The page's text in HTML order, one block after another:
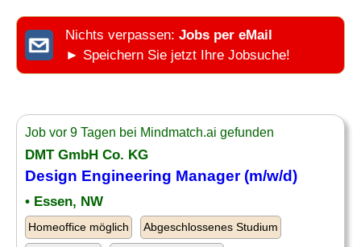
Nichts verpassen: Jobs per eMail
► Speichern Sie jetzt Ihre Jobsuche!
Job vor 9 Tagen bei Mindmatch.ai gefunden
DMT GmbH Co. KG
Design Engineering Manager(m/w/d)
• Essen, NW
Homeoffice möglich Abgeschlossenes Studium